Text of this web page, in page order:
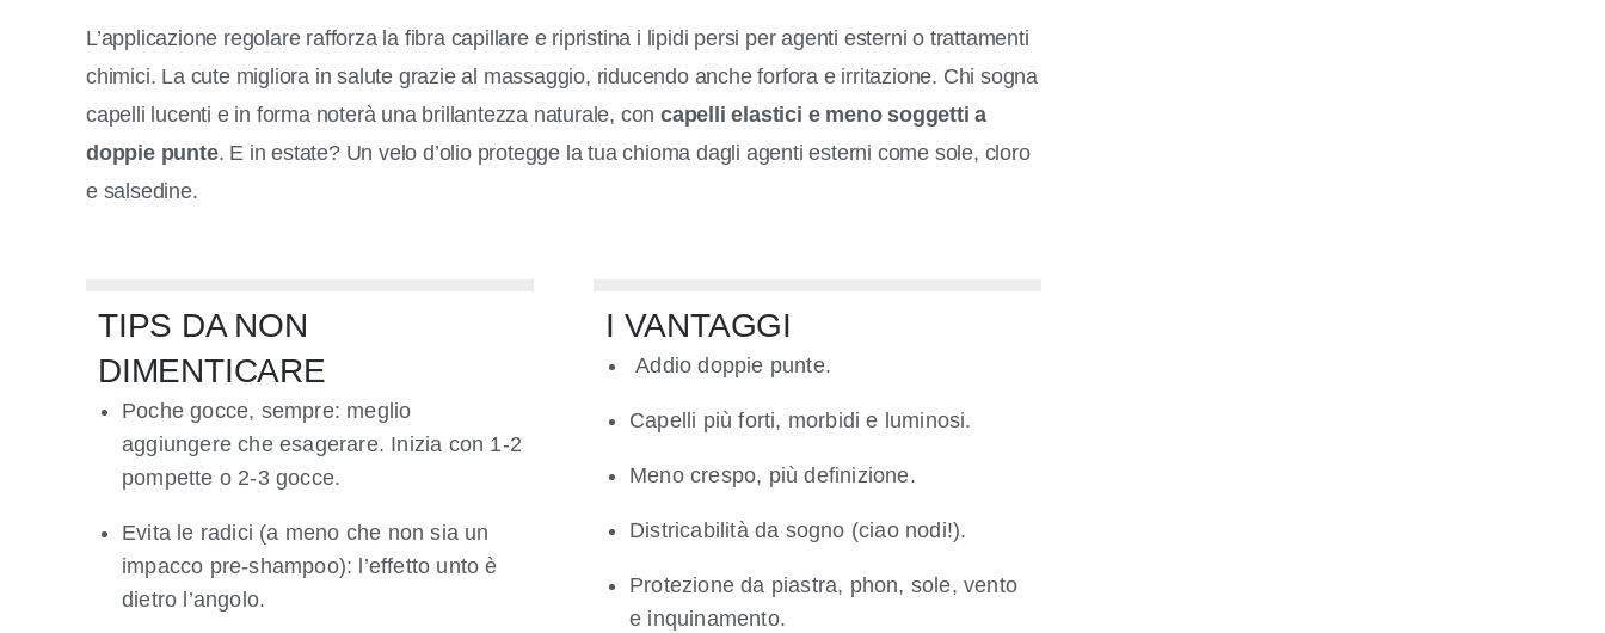
L’applicazione regolare rafforza la fibra capillare e ripristina i lipidi persi per agenti esterni o trattamenti
chimici. La cute migliora in salute grazie al massaggio, riducendo anche forfora e irritazione. Chi sogna
capelli lucenti e in forma noterà una brillantezza naturale, con capelli elastici e meno soggetti a
doppie punte. E in estate? Un velo d’olio protegge la tua chioma dagli agenti esterni come sole, cloro
e salsedine.
TIPS DA NON
DIMENTICARE
Poche gocce, sempre: meglio
aggiungere che esagerare. Inizia con 1-2
pompette o 2-3 gocce.
Evita le radici (a meno che non sia un
impacco pre-shampoo): l’effetto unto è
dietro l’angolo.
I VANTAGGI
Addio doppie punte.
Capelli più forti, morbidi e luminosi.
Meno crespo, più definizione.
Districabilità da sogno (ciao nodi!).
Protezione da piastra, phon, sole, vento
e inquinamento.